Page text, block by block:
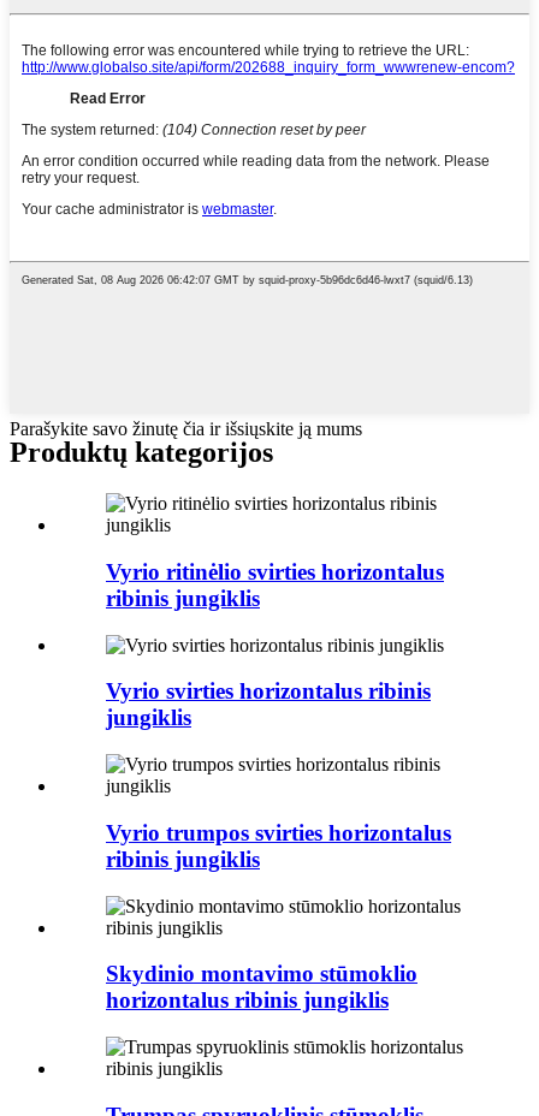
Parašykite savo žinutę čia ir išsiųskite ją mums
Produktų kategorijos
Vyrio ritinėlio svirties horizontalus
ribinis jungiklis
Vyrio svirties horizontalus ribinis
jungiklis
Vyrio trumpos svirties horizontalus
ribinis jungiklis
Skydinio montavimo stūmoklio
horizontalus ribinis jungiklis